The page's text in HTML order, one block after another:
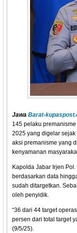
JawaBarat-
145 pelaku
2025 yang digelar
aksi premanisme yang
kenyamanan
Kapolda Jabar Irjen
berdasarkan data
sudah ditargetkan.
oleh penyidik.
“36 dari 44 target
persen dari total target
(9/5/25).